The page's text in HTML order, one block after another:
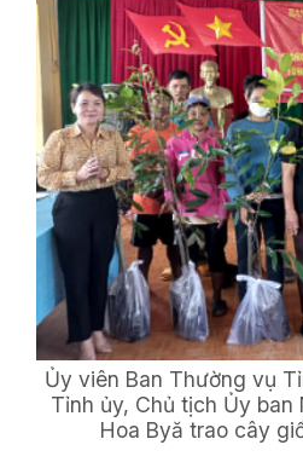
Ủy viên Ban Thường vụ
Tỉnh ủy, Chủ tịch Ủy ban
Hoa Byă trao cây